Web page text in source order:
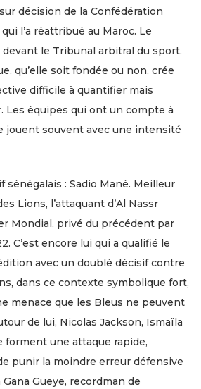
décision de la Confédération
l’a réattribué au Maroc. Le
le Tribunal arbitral du sport.
qu’elle soit fondée ou non, crée
difficile à quantifier mais
Les équipes qui ont un compte à
jouent souvent avec une intensité
: Sadio Mané. Meilleur
Lions, l’attaquant d’Al Nassr
Mondial, privé du précédent par
C’est encore lui qui a qualifié le
avec un doublé décisif contre
dans ce contexte symbolique fort,
menace que les Bleus ne peuvent
de lui, Nicolas Jackson, Ismaïla
forment une attaque rapide,
punir la moindre erreur défensive
Gueye, recordman de